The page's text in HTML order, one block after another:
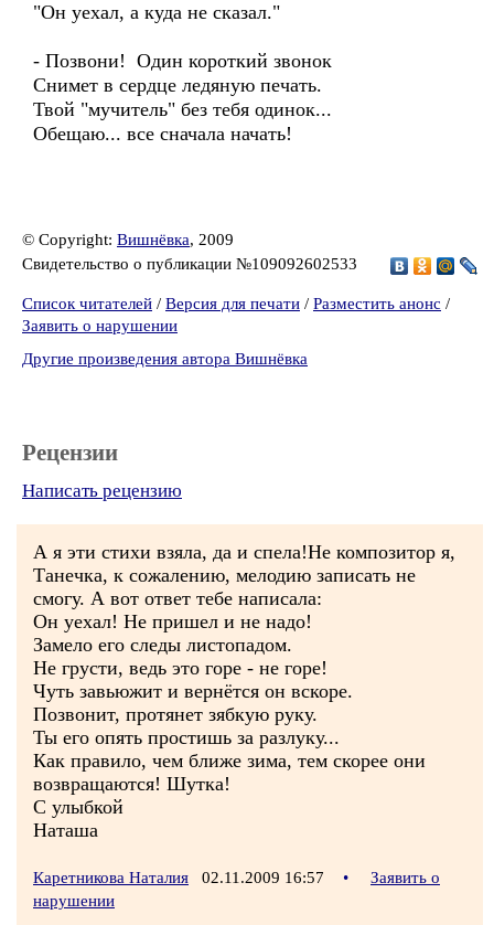
"Он уехал, а куда не сказал."
- Позвони! Один короткий звонок
Снимет в сердце ледяную печать.
Твой "мучитель" без тебя одинок...
Обещаю... все сначала начать!
© Copyright: Вишнёвка, 2009
Свидетельство о публикации №109092602533
Список читателей / Версия для печати / Разместить анонс /
Заявить о нарушении
Другие произведения автора Вишнёвка
Рецензии
Написать рецензию
А я эти стихи взяла, да и спела!Не композитор я,
Танечка, к сожалению, мелодию записать не
смогу. А вот ответ тебе написала:
Он уехал! Не пришел и не надо!
Замело его следы листопадом.
Не грусти, ведь это горе - не горе!
Чуть завьюжит и вернётся он вскоре.
Позвонит, протянет зябкую руку.
Ты его опять простишь за разлуку...
Как правило, чем ближе зима, тем скорее они
возвращаются! Шутка!
С улыбкой
Наташа
Каретникова Наталия 02.11.2009 16:57 •
Заявить о
нарушении